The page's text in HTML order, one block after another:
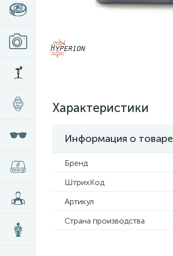
Характеристики
Информация о товаре
Бренд
ШтрихКод
Артикул
Страна производства